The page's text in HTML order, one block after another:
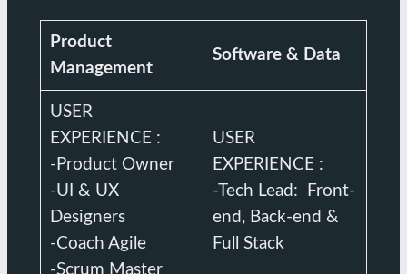
Product
Management
Software & Data
USER
EXPERIENCE :
-Product Owner
-UI & UX
Designers
-Coach Agile
-Scrum Master
USER
EXPERIENCE :
-Tech Lead: Front-
end, Back-end &
Full Stack